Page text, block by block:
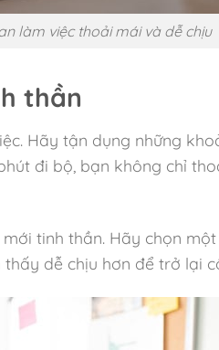
làm việc thoải mái và dễ chịu
thần
Hãy tận dụng những
đi bộ, bạn không chỉ
tinh thần. Hãy chọn
dễ chịu hơn để trở lại